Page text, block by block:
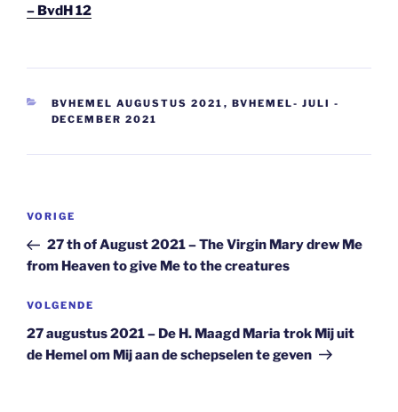
– BvdH 12
CATEGORIEËN
BVHEMEL AUGUSTUS 2021 , BVHEMEL- JULI -
DECEMBER 2021
Berichtnavigatie
Vorig
bericht
VORIGE
27 th of August 2021 – The Virgin Mary drew Me
from Heaven to give Me to the creatures
Volgend
bericht
VOLGENDE
27 augustus 2021 – De H. Maagd Maria trok Mij uit
de Hemel om Mij aan de schepselen te geven